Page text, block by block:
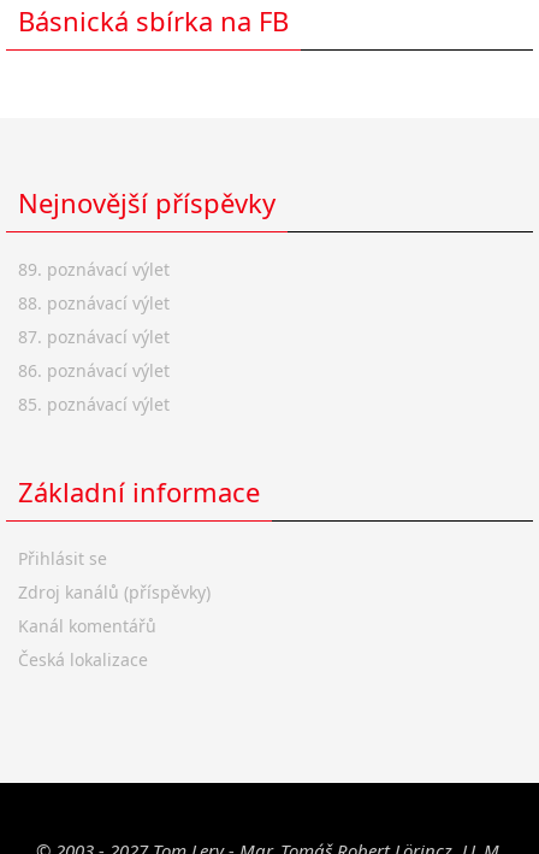
Básnická sbírka na FB
Nejnovější příspěvky
89. poznávací výlet
88. poznávací výlet
87. poznávací výlet
86. poznávací výlet
85. poznávací výlet
Základní informace
Přihlásit se
Zdroj kanálů (příspěvky)
Kanál komentářů
Česká lokalizace